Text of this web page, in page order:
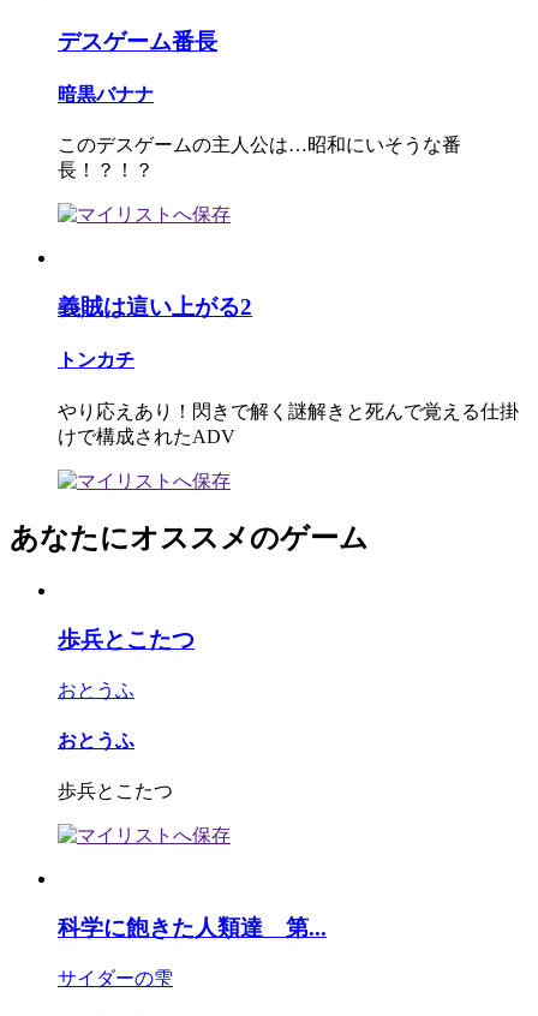
デスゲーム番長
暗黒バナナ
このデスゲームの主人公は…昭和にいそうな番
長！？！？
義賊は這い上がる2
トンカチ
やり応えあり！閃きで解く謎解きと死んで覚える仕掛
けで構成されたADV
あなたにオススメのゲーム
歩兵とこたつ
おとうふ
おとうふ
歩兵とこたつ
科学に飽きた人類達 第...
サイダーの雫